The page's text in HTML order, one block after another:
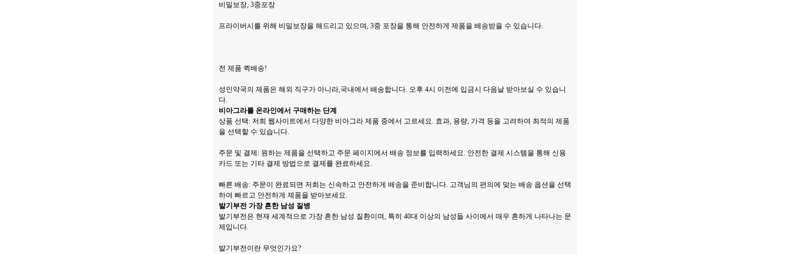
비밀보장, 3중포장
프라이버시를 위해 비밀보장을 해드리고 있으며, 3중 포장을 통해 안전하게 제품을 배송받을 수 있습니다.
전 제품 퀵배송!
성인약국의 제품은 해외 직구가 아니라,국내에서 배송합니다. 오후 4시 이전에 입금시 다음날 받아보실 수 있습니
다.
비아그라를 온라인에서 구매하는 단계
상품 선택: 저희 웹사이트에서 다양한 비아그라 제품 중에서 고르세요. 효과, 용량, 가격 등을 고려하여 최적의 제품
을 선택할 수 있습니다.
주문 및 결제: 원하는 제품을 선택하고 주문 페이지에서 배송 정보를 입력하세요. 안전한 결제 시스템을 통해 신용
카드 또는 기타 결제 방법으로 결제를 완료하세요.
빠른 배송: 주문이 완료되면 저희는 신속하고 안전하게 배송을 준비합니다. 고객님의 편의에 맞는 배송 옵션을 선택
하여 빠르고 안전하게 제품을 받아보세요.
발기부전 가장 흔한 남성 질병
발기부전은 현재 세계적으로 가장 흔한 남성 질환이며, 특히 40대 이상의 남성들 사이에서 매우 흔하게 나타나는 문
제입니다.
발기부전이란 무엇인가요?